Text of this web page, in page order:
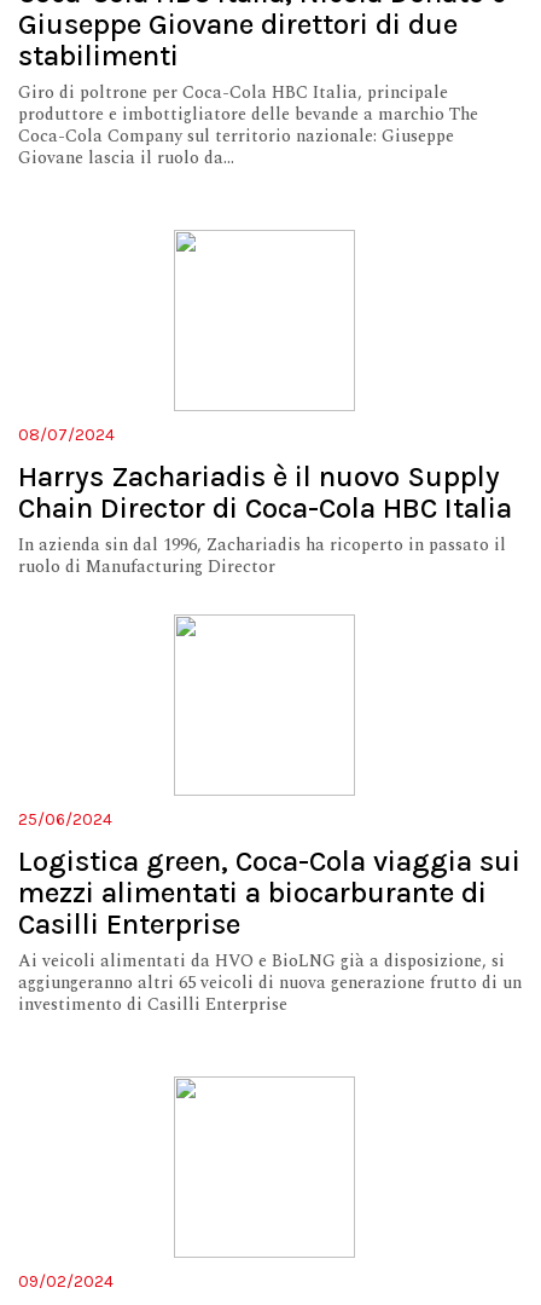
Giuseppe Giovane direttori di due
stabilimenti
Giro di poltrone per Coca-Cola HBC Italia, principale
produttore e imbottigliatore delle bevande a marchio The
Coca-Cola Company sul territorio nazionale: Giuseppe
Giovane lascia il ruolo da...
08/07/2024
Harrys Zachariadis è il nuovo Supply
Chain Director di Coca-Cola HBC Italia
In azienda sin dal 1996, Zachariadis ha ricoperto in passato il
ruolo di Manufacturing Director
25/06/2024
Logistica green, Coca-Cola viaggia sui
mezzi alimentati a biocarburante di
Casilli Enterprise
Ai veicoli alimentati da HVO e BioLNG già a disposizione, si
aggiungeranno altri 65 veicoli di nuova generazione frutto di un
investimento di Casilli Enterprise
09/02/2024